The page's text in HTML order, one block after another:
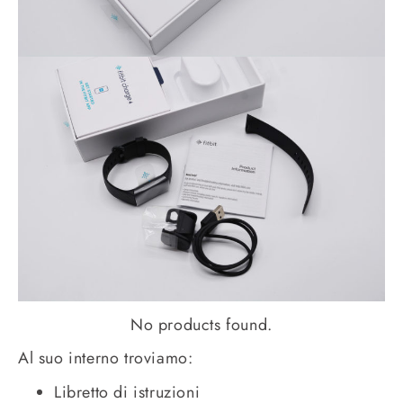
No products found.
Al suo interno troviamo:
Libretto di istruzioni